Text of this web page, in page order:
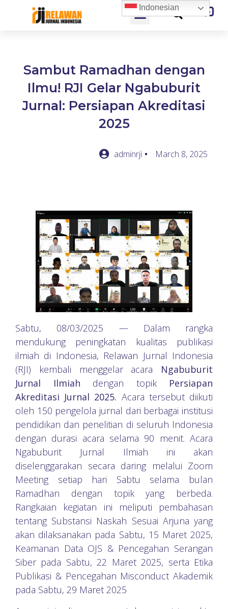
Sambut Ramadhan dengan
Ilmu! RJI Gelar Ngabuburit
Jurnal: Persiapan Akreditasi
2025
adminrji March 8, 2025
Sabtu, 08/03/2025 — Dalam rangka
mendukung peningkatan kualitas publikasi
ilmiah di Indonesia, Relawan Jurnal Indonesia
(RJI) kembali menggelar acara Ngabuburit
Jurnal Ilmiah dengan topik Persiapan
Akreditasi Jurnal 2025. Acara tersebut diikuti
oleh 150 pengelola jurnal dari berbagai institusi
pendidikan dan penelitian di seluruh Indonesia
dengan durasi acara selama 90 menit. Acara
Ngabuburit Jurnal Ilmiah ini akan
diselenggarakan secara daring melalui Zoom
Meeting setiap hari Sabtu selama bulan
Ramadhan dengan topik yang berbeda.
Rangkaian kegiatan ini meliputi pembahasan
tentang Substansi Naskah Sesuai Arjuna yang
akan dilaksanakan pada Sabtu, 15 Maret 2025,
Keamanan Data OJS & Pencegahan Serangan
Siber pada Sabtu, 22 Maret 2025, serta Etika
Publikasi & Pencegahan Misconduct Akademik
pada Sabtu, 29 Maret 2025
Indonesian